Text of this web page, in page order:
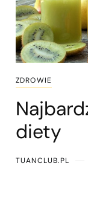
ZDROWIE
diety
TUANCLUB.PL